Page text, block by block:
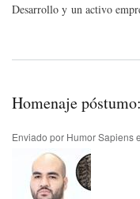
Desarrollo y un activo
Homenaje
Enviado por Humor Sapiens